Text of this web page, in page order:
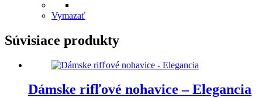
Vymazať
Súvisiace produkty
Dámske rifľové nohavice – Elegancia